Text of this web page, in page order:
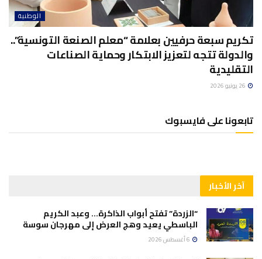
الوطنية
تكريم سبعة حرفيين بعلامة “معلم الصنعة التونسية”..
والدولة تتجه لتعزيز الابتكار وحماية الصناعات
التقليدية
تابعونا على فايسبوك
آخر الأخبار
“الزردة” تفتح أبواب الذاكرة… وعبد الكريم
الباسطي يعيد وهج العرض إلى مهرجان سوسة